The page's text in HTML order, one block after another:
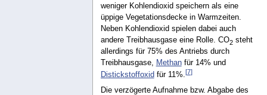
weniger Kohlendioxid speichern als eine
üppige Vegetationsdecke in Warmzeiten.
Neben Kohlendioxid spielen dabei auch
andere Treibhausgase eine Rolle. CO2steht
allerdings für 75% des Antriebs durch
Treibhausgase, Methanfür 14% und
Distickstoffoxid für 11%.[7]
Die verzögerte Aufnahme bzw. Abgabe des